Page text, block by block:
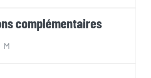
complémentaires
M